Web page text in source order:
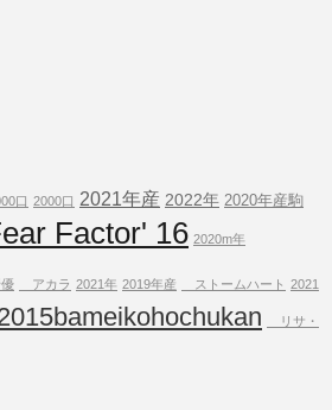
口 2000口 2021年産 2022年 2020年産駒
Factor' 16 2020m年
アカラ 2021年 2019年産 ストームハート 2021
リサ・